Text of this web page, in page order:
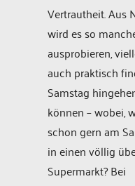
Vertrautheit. Aus
wird es so
ausprobieren,
auch praktisch
Samstag
können – wobei,
schon gern am
in einen völlig
Supermarkt? Bei